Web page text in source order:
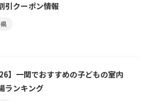
引クーポン情報
】一関でおすすめの子どもの室内
ランキング